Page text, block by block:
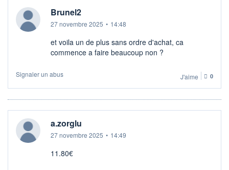
Brunel2
27 novembre 2025 • 14:48
et voila un de plus sans ordre d'achat, ca
commence a faire beaucoup non ?
Signaler un abus J'aime 0
a.zorglu
27 novembre 2025 • 14:49
11.80€